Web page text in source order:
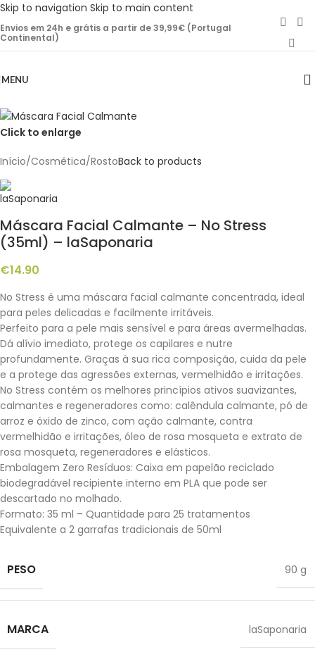
Skip to navigation Skip to main content
Envios em 24h e grátis a partir de 39,99€ (Portugal
Continental)
MENU
Click to enlarge
Início/Cosmética/RostoBack to products
Máscara Facial Calmante – No Stress
(35ml) – laSaponaria
€14.90
No Stress é uma máscara facial calmante concentrada, ideal
para peles delicadas e facilmente irritáveis.
Perfeito para a pele mais sensível e para áreas avermelhadas.
Dá alívio imediato, protege os capilares e nutre
profundamente. Graças à sua rica composição, cuida da pele
e a protege das agressões externas, vermelhidão e irritações.
No Stress contém os melhores princípios ativos suavizantes,
calmantes e regeneradores como: calêndula calmante, pó de
arroz e óxido de zinco, com ação calmante, contra
vermelhidão e irritações, óleo de rosa mosqueta e extrato de
rosa mosqueta, regeneradores e elásticos.
Embalagem Zero Resíduos: Caixa em papelão reciclado
biodegradável recipiente interno em PLA que pode ser
descartado no molhado.
Formato: 35 ml – Quantidade para 25 tratamentos
Equivalente a 2 garrafas tradicionais de 50ml
PESO 90 g
MARCA laSaponaria